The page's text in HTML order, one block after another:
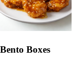
Bento Boxes